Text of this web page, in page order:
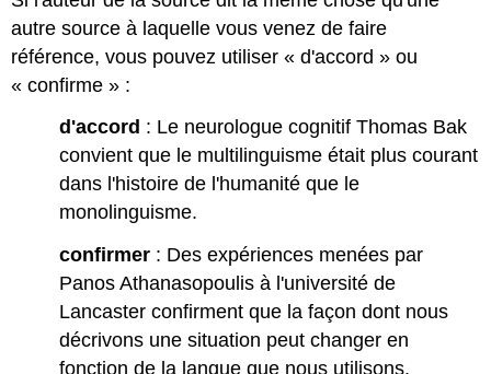
autre source à laquelle vous venez de faire
référence, vous pouvez utiliser « d'accord » ou
« confirme » :
d'accord : Le neurologue cognitif Thomas Bak
convient que le multilinguisme était plus courant
dans l'histoire de l'humanité que le
monolinguisme.
confirmer : Des expériences menées par
Panos Athanasopoulis à l'université de
Lancaster confirment que la façon dont nous
décrivons une situation peut changer en
fonction de la langue que nous utilisons.